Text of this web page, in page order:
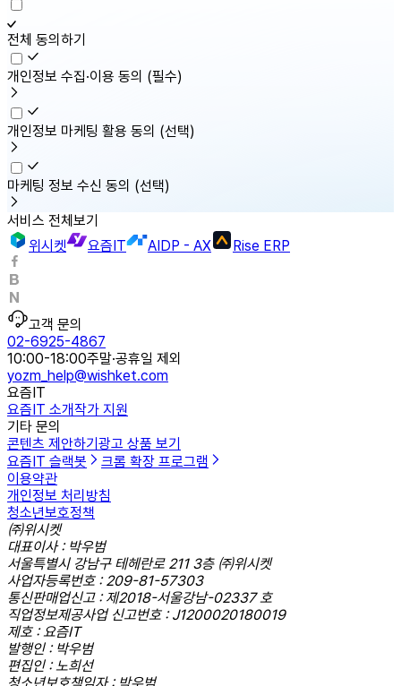
전체 동의하기
개인정보 수집·이용 동의 (필수)
개인정보 마케팅 활용 동의 (선택)
마케팅 정보 수신 동의 (선택)
서비스 전체보기
위시켓
요즘IT AIDP - AX Rise ERP
고객 문의
02-6925-4867
10:00-18:00주말·공휴일 제외
yozm_help@wishket.com
요즘IT
요즘IT 소개작가 지원
기타 문의
콘텐츠 제안하기광고 상품 보기
요즘IT 슬랙봇
크롬 확장 프로그램
이용약관
개인정보 처리방침
청소년보호정책
㈜위시켓
대표이사 : 박우범
서울특별시 강남구 테헤란로 211 3층 ㈜위시켓
사업자등록번호 : 209-81-57303
통신판매업신고 : 제2018-서울강남-02337 호
직업정보제공사업 신고번호 : J1200020180019
제호 : 요즘IT
발행인 : 박우범
편집인 : 노희선